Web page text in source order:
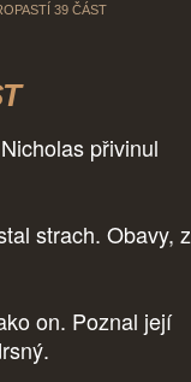
39 ČÁST
přivinul
strach. Obavy, z
on. Poznal její